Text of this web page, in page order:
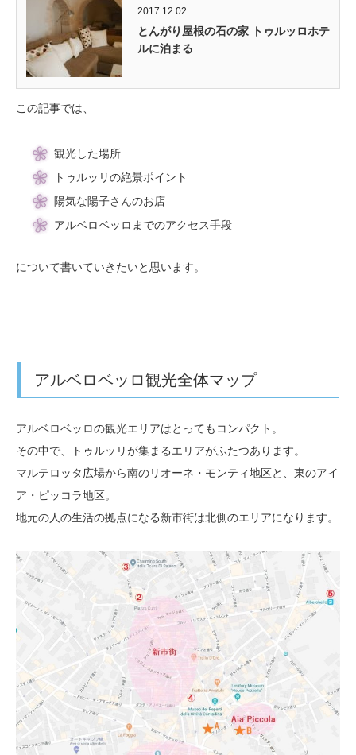
2017.12.02
とんがり屋根の石の家 トゥルッロホテ
ルに泊まる
この記事では、
観光した場所
トゥルッリの絶景ポイント
陽気な陽子さんのお店
アルベロベッロまでのアクセス手段
について書いていきたいと思います。
アルベロベッロ観光全体マップ
アルベロベッロの観光エリアはとってもコンパクト。
その中で、トゥルッリが集まるエリアがふたつあります。
マルテロッタ広場から南のリオーネ・モンティ地区と、東のアイ
ア・ピッコラ地区。
地元の人の生活の拠点になる新市街は北側のエリアになります。